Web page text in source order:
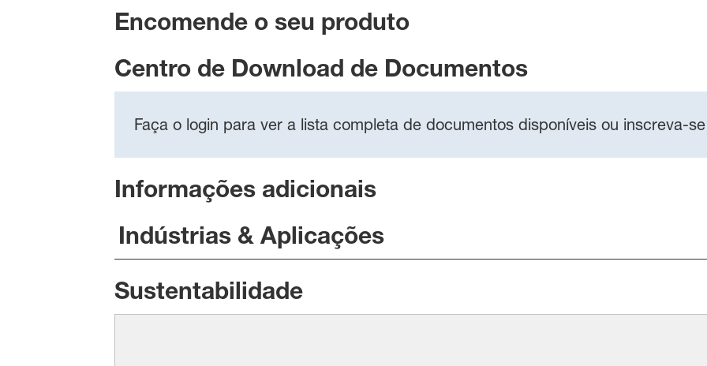
Encomende o seu produto
Centro de Download de Documentos
Faça o login para ver a lista completa de documentos disponíveis ou inscreva-se
Informações adicionais
Indústrias & Aplicações
Sustentabilidade